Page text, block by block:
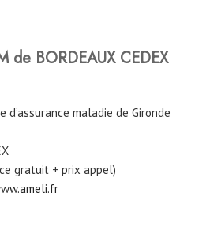
de BORDEAUX CEDEX
d’assurance maladie de Gironde
gratuit + prix appel)